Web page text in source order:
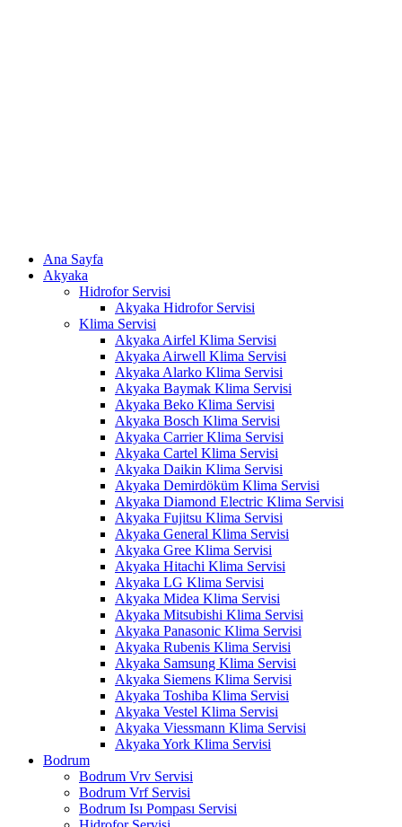
Ana Sayfa
Akyaka
Hidrofor Servisi
Akyaka Hidrofor Servisi
Klima Servisi
Akyaka Airfel Klima Servisi
Akyaka Airwell Klima Servisi
Akyaka Alarko Klima Servisi
Akyaka Baymak Klima Servisi
Akyaka Beko Klima Servisi
Akyaka Bosch Klima Servisi
Akyaka Carrier Klima Servisi
Akyaka Cartel Klima Servisi
Akyaka Daikin Klima Servisi
Akyaka Demirdöküm Klima Servisi
Akyaka Diamond Electric Klima Servisi
Akyaka Fujitsu Klima Servisi
Akyaka General Klima Servisi
Akyaka Gree Klima Servisi
Akyaka Hitachi Klima Servisi
Akyaka LG Klima Servisi
Akyaka Midea Klima Servisi
Akyaka Mitsubishi Klima Servisi
Akyaka Panasonic Klima Servisi
Akyaka Rubenis Klima Servisi
Akyaka Samsung Klima Servisi
Akyaka Siemens Klima Servisi
Akyaka Toshiba Klima Servisi
Akyaka Vestel Klima Servisi
Akyaka Viessmann Klima Servisi
Akyaka York Klima Servisi
Bodrum
Bodrum Vrv Servisi
Bodrum Vrf Servisi
Bodrum Isı Pompası Servisi